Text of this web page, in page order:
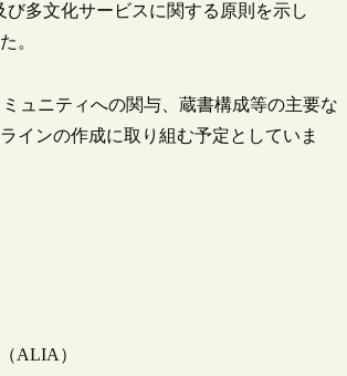
多文化サービスに関する原則を示し
。
ミュニティへの関与、蔵書構成等の主要な
インの作成に取り組む予定としていま
ALIA）